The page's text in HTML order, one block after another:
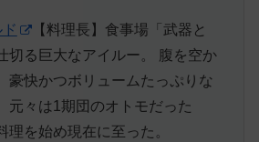
【料理長】食事場「武器と
切る巨大なアイルー。 腹を空か
豪快かつボリュームたっぷりな
元々は1期団のオトモだった
理を始め現在に至った。